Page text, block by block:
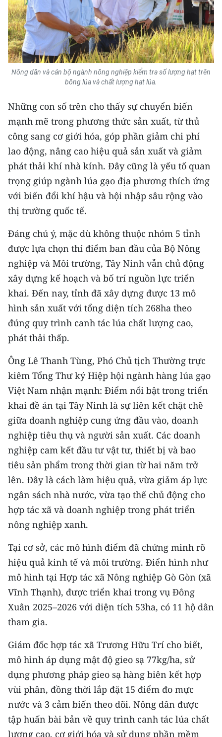
Media Môi trường
Ảnh
Infographic
TIN MỚI
TIN ĐỊA PHƯƠNG
Trung du và miền núi phía Bắc
Đồng bằng sông Hồng
Bắc Trung Bộ
Duyên hải Nam Trung Bộ và Tây
Nguyên
Đồng bằng sông Cửu Long
Chuyên trang Hà Nội
Chuyên trang TP. Hồ Chí Minh
CHUYÊN ĐỀ
CÁC CHUYÊN TRANG
VỀ BÁO NHÂN DÂN
THỜI NAY
NHÂN DÂN CUỐI TUẦN
NHÂN DÂN HẰNG THÁNG
MUA BÁO
ĐỌC BÁO IN
ENGLISH
中文
FRANÇAIS
РУССКИЙ
ESPAÑOL
한국어
Nông dân và cán bộ ngành nông nghiệp kiểm tra số lượng hạt trên
bông lúa và chất lượng hạt lúa.
Những con số trên cho thấy sự chuyển biến
mạnh mẽ trong phương thức sản xuất, từ thủ
công sang cơ giới hóa, góp phần giảm chi phí
lao động, nâng cao hiệu quả sản xuất và giảm
phát thải khí nhà kính. Đây cũng là yếu tố quan
trọng giúp ngành lúa gạo địa phương thích ứng
với biến đổi khí hậu và hội nhập sâu rộng vào
thị trường quốc tế.
Đáng chú ý, mặc dù không thuộc nhóm 5 tỉnh
được lựa chọn thí điểm ban đầu của Bộ Nông
nghiệp và Môi trường, Tây Ninh vẫn chủ động
xây dựng kế hoạch và bố trí nguồn lực triển
khai. Đến nay, tỉnh đã xây dựng được 13 mô
hình sản xuất với tổng diện tích 268ha theo
đúng quy trình canh tác lúa chất lượng cao,
phát thải thấp.
Ông Lê Thanh Tùng, Phó Chủ tịch Thường trực
kiêm Tổng Thư ký Hiệp hội ngành hàng lúa gạo
Việt Nam nhận mạnh: Điểm nổi bật trong triển
khai đề án tại Tây Ninh là sự liên kết chặt chẽ
giữa doanh nghiệp cung ứng đầu vào, doanh
nghiệp tiêu thụ và người sản xuất. Các doanh
nghiệp cam kết đầu tư vật tư, thiết bị và bao
tiêu sản phẩm trong thời gian từ hai năm trở
lên. Đây là cách làm hiệu quả, vừa giảm áp lực
ngân sách nhà nước, vừa tạo thế chủ động cho
hợp tác xã và doanh nghiệp trong phát triển
nông nghiệp xanh.
Tại cơ sở, các mô hình điểm đã chứng minh rõ
hiệu quả kinh tế và môi trường. Điển hình như
mô hình tại Hợp tác xã Nông nghiệp Gò Gòn (xã
Vĩnh Thạnh), được triển khai trong vụ Đông
Xuân 2025–2026 với diện tích 53ha, có 11 hộ dân
tham gia.
Giám đốc hợp tác xã Trương Hữu Trí cho biết,
mô hình áp dụng mật độ gieo sạ 77kg/ha, sử
dụng phương pháp gieo sạ hàng biên kết hợp
vùi phân, đồng thời lắp đặt 15 điểm đo mực
nước và 3 cảm biến theo dõi. Nông dân được
tập huấn bài bản về quy trình canh tác lúa chất
lượng cao, cơ giới hóa và sử dụng phần mềm